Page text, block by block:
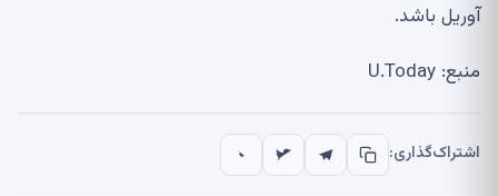
آوریل باشد.
منبع: U.Today
اشتراک‌گذاری: